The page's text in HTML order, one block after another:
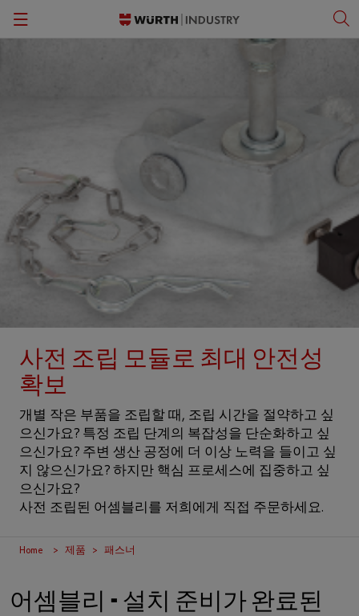
보관 관리
키팅 및 조립
ORSY®자판기
작업장 솔루션
C-파트 정보
공구
전문 제품 및 정밀 조립 부품
소형 전기 부품
사전 조립 모듈로 최대 안전성
확보
개별 작은 부품을 조립할 때, 조립 시간을 절약하고 싶
으신가요? 특정 조립 단계의 복잡성을 단순화하고 싶
으신가요? 주변 생산 공정에 더 이상 노력을 들이고 싶
지 않으신가요? 하지만 핵심 프로세스에 집중하고 싶
으신가요?
사전 조립된 어셈블리를 저희에게 직접 주문하세요.
Home 제품 패스너
어셈블리 - 설치 준비가 완료된